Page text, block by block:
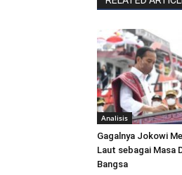
Analisis
Gagalnya Jokowi
Laut sebagai Masa
Bangsa